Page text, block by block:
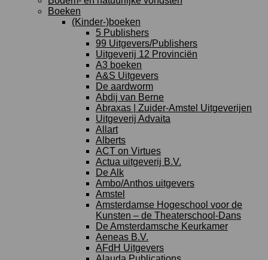
Boeken
(Kinder-)boeken
5 Publishers
99 Uitgevers/Publishers
Uitgeverij 12 Provinciën
A3 boeken
A&S Uitgevers
De aardworm
Abdij van Berne
Abraxas | Zuider-Amstel Uitgeverijen
Uitgeverij Advaita
Allart
Alberts
ACT on Virtues
Actua uitgeverij B.V.
De Alk
Ambo/Anthos uitgevers
Amstel
Amsterdamse Hogeschool voor de
Kunsten – de Theaterschool-Dans
De Amsterdamsche Keurkamer
Aeneas B.V.
AFdH Uitgevers